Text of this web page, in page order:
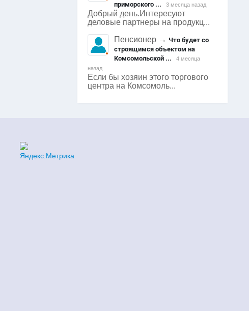
приморского ...
3 месяца назад
Добрый день.Интересуют
деловые партнеры на продукц...
Пенсионер →Что будет со
строящимся объектом на
Комсомольской ...
4 месяца
назад
Если бы хозяин этого торгового
центра на Комсомоль...